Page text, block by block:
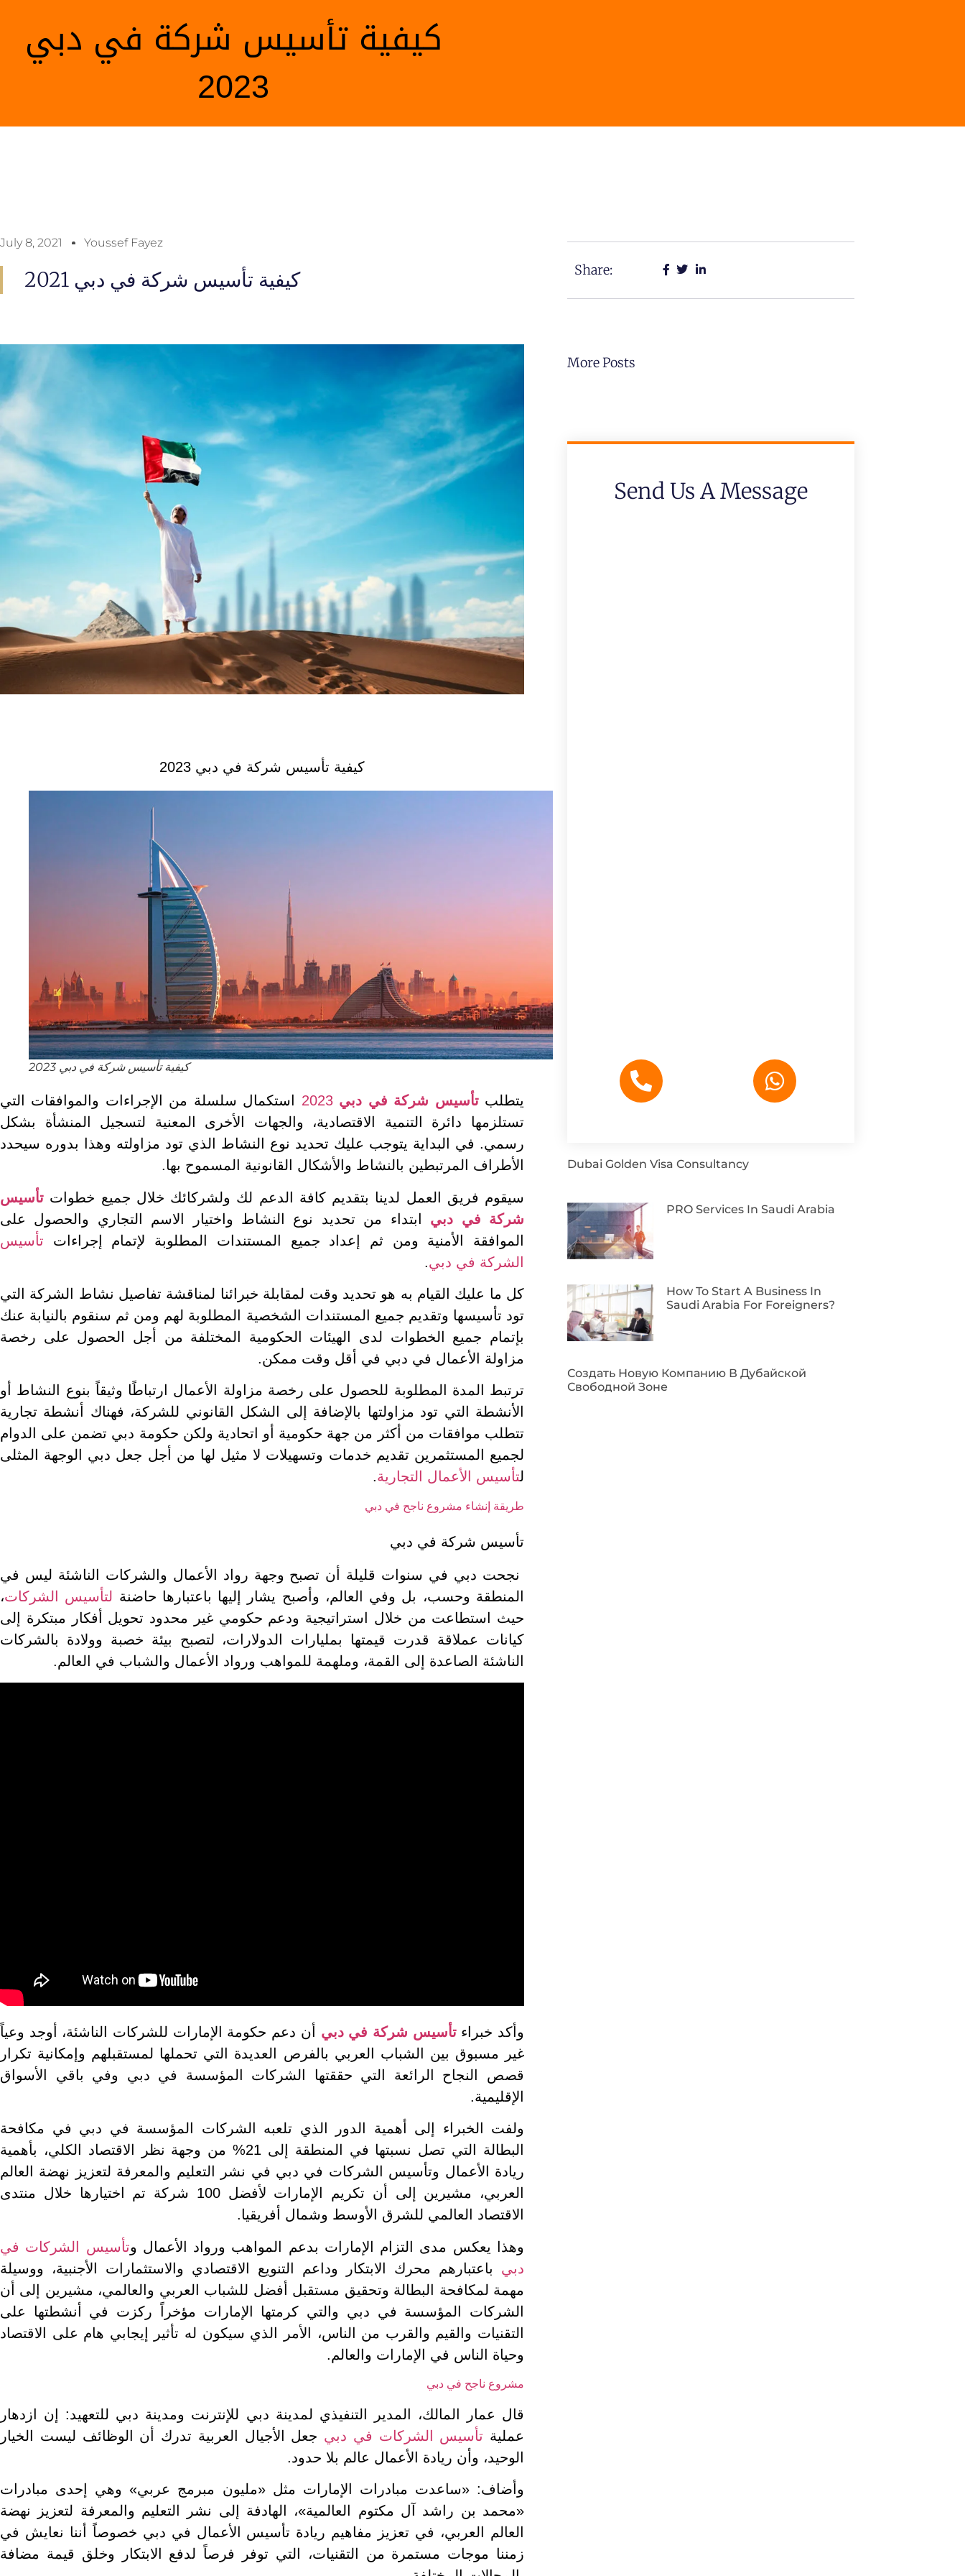
كيفية تأسيس شركة في دبي
2023
July 8, 2021 Youssef Fayez
كيفية تأسيس شركة في دبي 2021
كيفية تأسيس شركة في دبي 2023
كيفية تأسيس شركة في دبي 2023
يتطلبتأسيس شركة في دبي 2023
استكمال سلسلة من الإجراءات والموافقات التي
تستلزمها دائرة التنمية الاقتصادية، والجهات الأخرى المعنية لتسجيل المنشأة بشكل
رسمي. في البداية يتوجب عليك تحديد نوع النشاط الذي تود مزاولته وهذا بدوره سيحدد
الأطراف المرتبطين بالنشاط والأشكال القانونية المسموح بها.
سيقوم فريق العمل لدينا بتقديم كافة الدعم لك ولشركائك خلال جميع خطوات تأسيس
شركة في دبي ابتداء من تحديد نوع النشاط واختيار الاسم التجاري والحصول على
الموافقة الأمنية ومن ثم إعداد جميع المستندات المطلوبة لإتمام إجراءات تأسيس
الشركة في دبي.
كل ما عليك القيام به هو تحديد وقت لمقابلة خبرائنا لمناقشة تفاصيل نشاط الشركة التي
تود تأسيسها وتقديم جميع المستندات الشخصية المطلوبة لهم ومن ثم سنقوم بالنيابة عنك
بإتمام جميع الخطوات لدى الهيئات الحكومية المختلفة من أجل الحصول على رخصة
مزاولة الأعمال في دبي في أقل وقت ممكن.
ترتبط المدة المطلوبة للحصول على رخصة مزاولة الأعمال ارتباطًا وثيقاً بنوع النشاط أو
الأنشطة التي تود مزاولتها بالإضافة إلى الشكل القانوني للشركة، فهناك أنشطة تجارية
تتطلب موافقات من أكثر من جهة حكومية أو اتحادية ولكن حكومة دبي تضمن على الدوام
لجميع المستثمرين تقديم خدمات وتسهيلات لا مثيل لها من أجل جعل دبي الوجهة المثلى
لتأسيس الأعمال التجارية.
طريقة إنشاء مشروع ناجح في دبي
تأسيس شركة في دبي
نجحت دبي في سنوات قليلة أن تصبح وجهة رواد الأعمال والشركات الناشئة ليس في
المنطقة وحسب، بل وفي العالم، وأصبح يشار إليها باعتبارها حاضنة لتأسيس الشركات،
حيث استطاعت من خلال استراتيجية ودعم حكومي غير محدود تحويل أفكار مبتكرة إلى
كيانات عملاقة قدرت قيمتها بمليارات الدولارات، لتصبح بيئة خصبة وولادة بالشركات
الناشئة الصاعدة إلى القمة، وملهمة للمواهب ورواد الأعمال والشباب في العالم.
وأكد خبراءتأسيس شركة في دبي أن دعم حكومة الإمارات للشركات الناشئة، أوجد وعياً
غير مسبوق بين الشباب العربي بالفرص العديدة التي تحملها لمستقبلهم وإمكانية تكرار
قصص النجاح الرائعة التي حققتها الشركات المؤسسة في دبي وفي باقي الأسواق
الإقليمية.
ولفت الخبراء إلى أهمية الدور الذي تلعبه الشركات المؤسسة في دبي في مكافحة
البطالة التي تصل نسبتها في المنطقة إلى 21% من وجهة نظر الاقتصاد الكلي، بأهمية
ريادة الأعمال وتأسيس الشركات في دبي في نشر التعليم والمعرفة لتعزيز نهضة العالم
العربي، مشيرين إلى أن تكريم الإمارات لأفضل 100 شركة تم اختيارها خلال منتدى
الاقتصاد العالمي للشرق الأوسط وشمال أفريقيا.
وهذا يعكس مدى التزام الإمارات بدعم المواهب ورواد الأعمال وتأسيس الشركات في
دبي باعتبارهم محرك الابتكار وداعم التنويع الاقتصادي والاستثمارات الأجنبية، ووسيلة
مهمة لمكافحة البطالة وتحقيق مستقبل أفضل للشباب العربي والعالمي، مشيرين إلى أن
الشركات المؤسسة في دبي والتي كرمتها الإمارات مؤخراً ركزت في أنشطتها على
التقنيات والقيم والقرب من الناس، الأمر الذي سيكون له تأثير إيجابي هام على الاقتصاد
وحياة الناس في الإمارات والعالم.
مشروع ناجح في دبي
قال عمار المالك، المدير التنفيذي لمدينة دبي للإنترنت ومدينة دبي للتعهيد: إن ازدهار
عملية تأسيس الشركات في دبي جعل الأجيال العربية تدرك أن الوظائف ليست الخيار
الوحيد، وأن ريادة الأعمال عالم بلا حدود.
وأضاف: «ساعدت مبادرات الإمارات مثل «مليون مبرمج عربي» وهي إحدى مبادرات
«محمد بن راشد آل مكتوم العالمية»، الهادفة إلى نشر التعليم والمعرفة لتعزيز نهضة
العالم العربي، في تعزيز مفاهيم ريادة تأسيس الأعمال في دبي خصوصاً أننا نعايش في
زمننا موجات مستمرة من التقنيات، التي توفر فرصاً لدفع الابتكار وخلق قيمة مضافة
Share:
More Posts
Send Us A Message
Dubai Golden Visa Consultancy
PRO Services In Saudi Arabia
How To Start A Business In
Saudi Arabia For Foreigners?
Создать Новую Компанию В Дубайской
Свободной Зоне